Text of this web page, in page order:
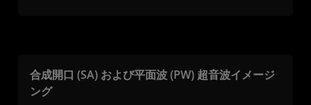
合成開口 (SA) および平面波 (PW) 超音波イメージ
ング